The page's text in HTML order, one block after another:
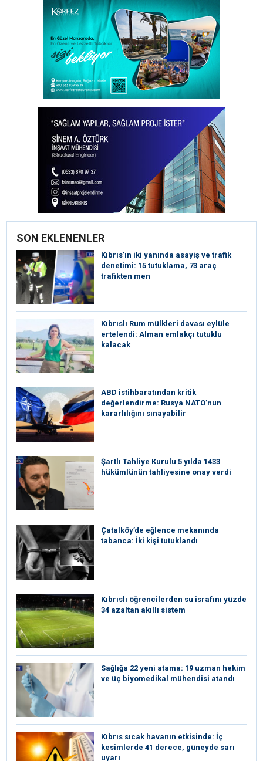
SON EKLENENLER
Kıbrıs’ın iki yanında asayiş ve trafik
denetimi: 15 tutuklama, 73 araç
trafikten men
Kıbrıslı Rum mülkleri davası eylüle
ertelendi: Alman emlakçı tutuklu
kalacak
ABD istihbaratından kritik
değerlendirme: Rusya NATO’nun
kararlılığını sınayabilir
Şartlı Tahliye Kurulu 5 yılda 1433
hükümlünün tahliyesine onay verdi
Çatalköy’de eğlence mekanında
tabanca: İki kişi tutuklandı
Kıbrıslı öğrencilerden su israfını yüzde
34 azaltan akıllı sistem
Sağlığa 22 yeni atama: 19 uzman hekim
ve üç biyomedikal mühendisi atandı
Kıbrıs sıcak havanın etkisinde: İç
kesimlerde 41 derece, güneyde sarı
uyarı